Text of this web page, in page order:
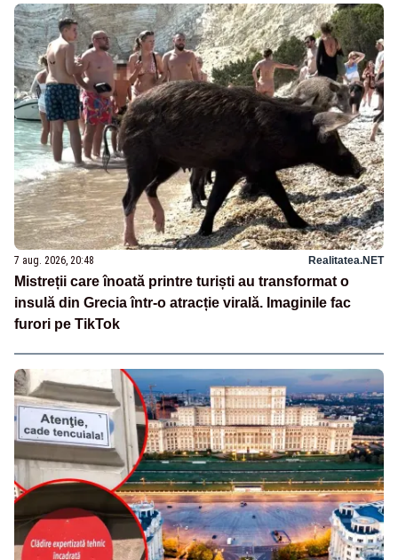
7 aug. 2026, 20:48 Realitatea.NET
Mistreții care înoată printre turiști au transformat o
insulă din Grecia într-o atracție virală. Imaginile fac
furori pe TikTok